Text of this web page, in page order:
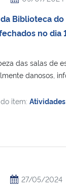
Biblioteca do
no dia
das salas de
danosos,
item: Atividades
27/05/2024